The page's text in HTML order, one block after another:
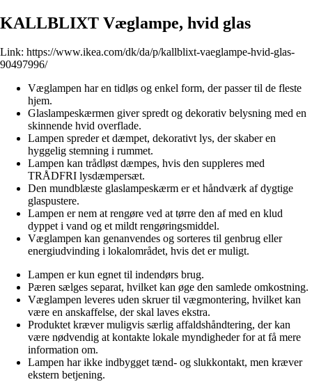
KALLBLIXT Væglampe, hvid glas
Link: https://www.ikea.com/dk/da/p/kallblixt-vaeglampe-hvid-glas-
90497996/
Væglampen har en tidløs og enkel form, der passer til de fleste
hjem.
Glaslampeskærmen giver spredt og dekorativ belysning med en
skinnende hvid overflade.
Lampen spreder et dæmpet, dekorativt lys, der skaber en
hyggelig stemning i rummet.
Lampen kan trådløst dæmpes, hvis den suppleres med
TRÅDFRI lysdæmpersæt.
Den mundblæste glaslampeskærm er et håndværk af dygtige
glaspustere.
Lampen er nem at rengøre ved at tørre den af med en klud
dyppet i vand og et mildt rengøringsmiddel.
Væglampen kan genanvendes og sorteres til genbrug eller
energiudvinding i lokalområdet, hvis det er muligt.
Lampen er kun egnet til indendørs brug.
Pæren sælges separat, hvilket kan øge den samlede omkostning.
Væglampen leveres uden skruer til vægmontering, hvilket kan
være en anskaffelse, der skal laves ekstra.
Produktet kræver muligvis særlig affaldshåndtering, der kan
være nødvendig at kontakte lokale myndigheder for at få mere
information om.
Lampen har ikke indbygget tænd- og slukkontakt, men kræver
ekstern betjening.